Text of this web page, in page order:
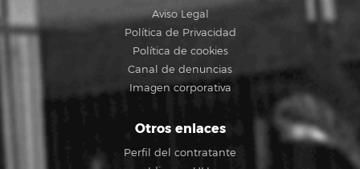
Aviso Legal
Política de Privacidad
Política de cookies
Canal de denuncias
Imagen corporativa
Otros enlaces
Perfil del contratante